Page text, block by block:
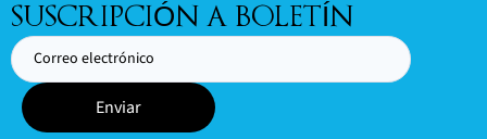
SUSCRIPCIÓN A BOLETÍN
Enviar